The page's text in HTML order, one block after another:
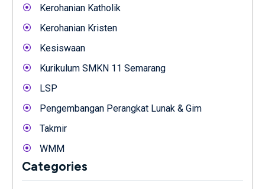
Kerohanian Katholik
Kerohanian Kristen
Kesiswaan
Kurikulum SMKN 11 Semarang
LSP
Pengembangan Perangkat Lunak & Gim
Takmir
WMM
Categories